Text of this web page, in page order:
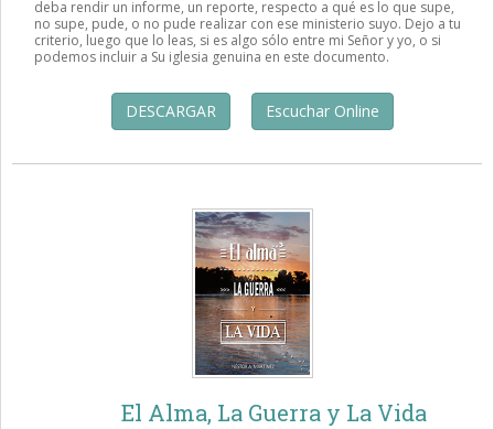
deba rendir un informe, un reporte, respecto a qué es lo que supe,
no supe, pude, o no pude realizar con ese ministerio suyo. Dejo a tu
criterio, luego que lo leas, si es algo sólo entre mi Señor y yo, o si
podemos incluir a Su iglesia genuina en este documento.
DESCARGAR Escuchar Online
El Alma, La Guerra y La Vida